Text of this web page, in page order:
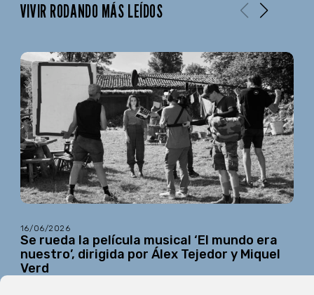
VIVIR RODANDO MÁS LEÍDOS
16/06/2026
Se rueda la película musical ‘El mundo era
nuestro’, dirigida por Álex Tejedor y Miquel
Verd